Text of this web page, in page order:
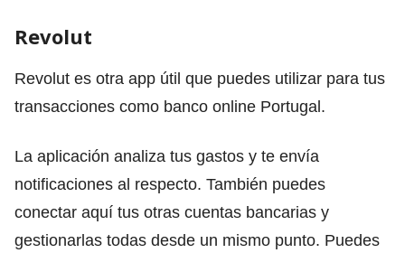
Revolut
Revolut es otra app útil que puedes utilizar para tus
transacciones como banco online Portugal.
La aplicación analiza tus gastos y te envía
notificaciones al respecto. También puedes
conectar aquí tus otras cuentas bancarias y
gestionarlas todas desde un mismo punto. Puedes